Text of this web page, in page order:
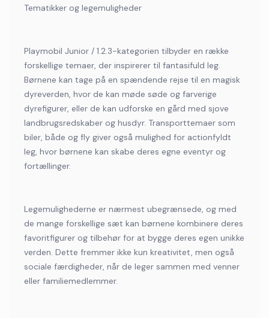
Tematikker og legemuligheder
Playmobil Junior / 1.2.3-kategorien tilbyder en række
forskellige temaer, der inspirerer til fantasifuld leg.
Børnene kan tage på en spændende rejse til en magisk
dyreverden, hvor de kan møde søde og farverige
dyrefigurer, eller de kan udforske en gård med sjove
landbrugsredskaber og husdyr. Transporttemaer som
biler, både og fly giver også mulighed for actionfyldt
leg, hvor børnene kan skabe deres egne eventyr og
fortællinger.
Legemulighederne er nærmest ubegrænsede, og med
de mange forskellige sæt kan børnene kombinere deres
favoritfigurer og tilbehør for at bygge deres egen unikke
verden. Dette fremmer ikke kun kreativitet, men også
sociale færdigheder, når de leger sammen med venner
eller familiemedlemmer.